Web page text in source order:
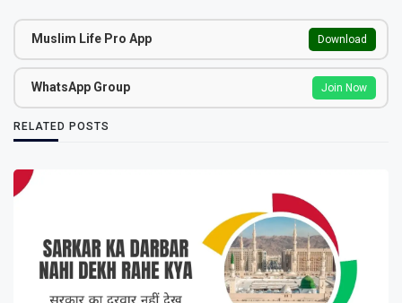
Muslim Life Pro App Download
WhatsApp Group Join Now
RELATED POSTS